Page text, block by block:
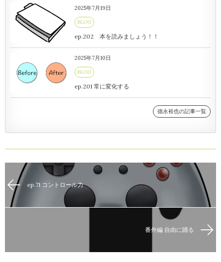
2025年7月19日
BLOG
ep.202 本を読みましょう！！
2025年7月10日
BLOG
ep.201 常に変化する
德永裕也の記事一覧
ep.71 コントロール力
番外編 自由に踊る